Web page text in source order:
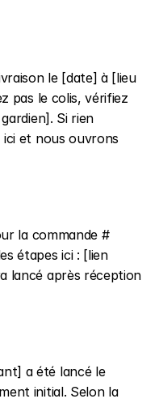
le [date] à [lieu
pas le colis, vérifiez
Si rien
ici et nous ouvrons
la commande #
étapes ici : [lien
lancé après réception
a été lancé le
initial. Selon la